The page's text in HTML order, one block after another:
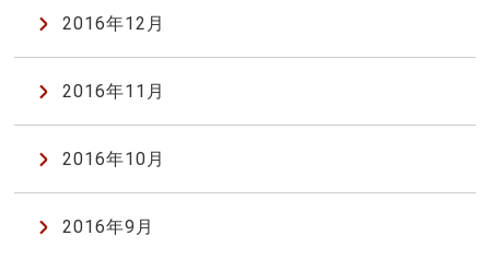
2016年12月
2016年11月
2016年10月
2016年9月